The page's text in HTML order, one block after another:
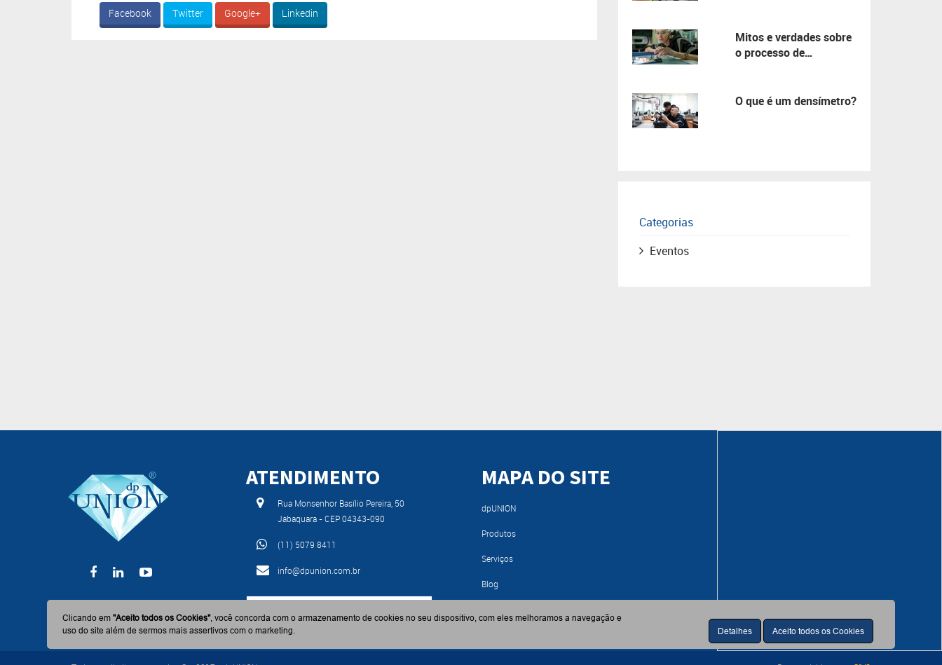
Facebook Twitter Google+ Linkedin
Mitos e verdades sobre
o processo de
O que é um densímetro?
Categorias
Eventos
ATENDIMENTO
Rua Monsenhor Basílio Pereira, 50
Jabaquara - CEP 04343-090
(11) 5079 8411
info@dpunion.com.br
BAIXE AGORA NOSSO CATÁLOGO
MAPA DO SITE
dpUNION
Produtos
Serviços
Blog
Clicando em"Aceito todos os Cookies", você concorda com o armazenamento de cookies no seu dispositivo, com eles melhoramos a navegação e
uso do site além de sermos mais assertivos com o marketing.
Detalhes Aceito todos os Cookies